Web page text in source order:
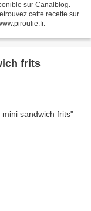
sur Canalblog.
cette recette sur
frits